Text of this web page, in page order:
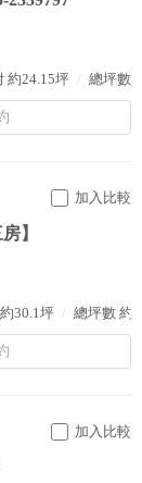
約24.15坪 總坪數
加入比較
】
30.1坪 總坪數 約
加入比較